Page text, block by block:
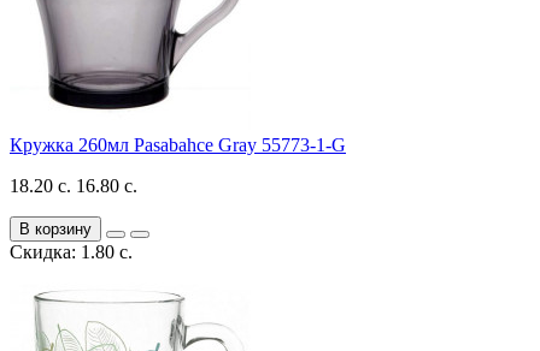
Кружка 260мл Pasabahce Gray 55773-1-G
18.20 с. 16.80 с.
В корзину
Скидка: 1.80 с.